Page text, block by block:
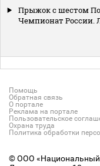
Прыжок с шестом
Чемпионат России.
Помощь
Обратная связь
О портале
Реклама на портале
Пользовательское
Охрана труда
Политика обработки
© ООО «Национальный